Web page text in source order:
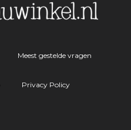
Meest gestelde vragen
Privacy Policy